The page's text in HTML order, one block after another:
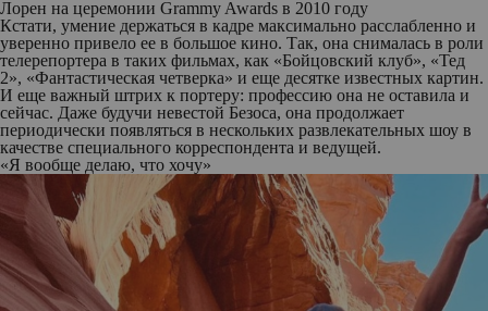
Лорен на церемонии Grammy Awards в 2010 году
Кстати, умение держаться в кадре максимально расслабленно и
уверенно привело ее в большое кино. Так, она снималась в роли
телерепортера в таких фильмах, как «Бойцовский клуб», «Тед
2», «Фантастическая четверка» и еще десятке известных картин.
И еще важный штрих к портеру: профессию она не оставила и
сейчас. Даже будучи невестой Безоса, она продолжает
периодически появляться в нескольких развлекательных шоу в
качестве специального корреспондента и ведущей.
«Я вообще делаю, что хочу»